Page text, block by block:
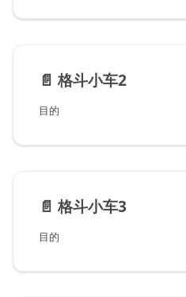
📄️ 格斗小车2
目的
📄️ 格斗小车3
目的